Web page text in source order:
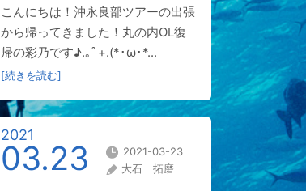
こんにちは！沖永良部ツアーの出張
から帰ってきました！丸の内OL復
帰の彩乃です♪.｡ﾟ+.(*･ω･*...
[続きを読む]
2021
03.23
2021-03-23
大石 拓磨